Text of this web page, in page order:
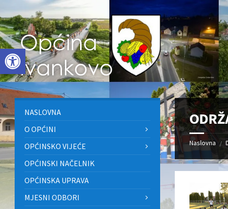
Open toolbar
to
content
to
left
sidebar
to
footer
Naslovna /
NASLOVNA
O OPĆINI
OPĆINSKO VIJEĆE
OPĆINSKI NAČELNIK
OPĆINSKA UPRAVA
MJESNI ODBORI